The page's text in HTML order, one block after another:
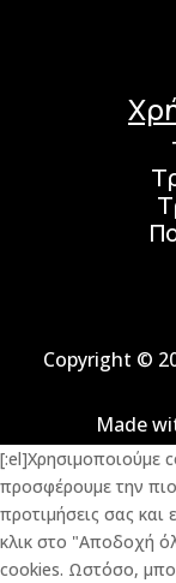
Copyright ©
Made
[:el]Χρησιμοποιούμε
προσφέρουμε την πιο
προτιμήσεις σας
κλικ στο "Αποδοχή
cookies. Ωστόσο,